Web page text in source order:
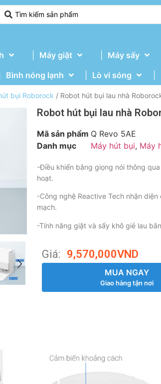
Máy giặt Máy sấy
Bình nóng lạnh Lò vi sóng
bụi Roborock / Robot hút bụi lau nhà
Robot hút bụi lau nhà
Mã sản phẩm Q Revo 5AE
Danh mục
Máy hút bụi, Máy
-Điều khiển bằng giọng nói thông
hoạt.
-Công nghệ Reactive Tech nhận
mạch.
-Tính năng giặt và sấy khô giẻ lau
Giá: 9,570,000VND
MUA NGAY
Giao hàng tận nơi